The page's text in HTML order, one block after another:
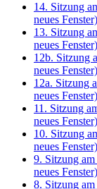
14. Sitzung
neues Fenster)
13. Sitzung
neues Fenster)
12b. Sitzung
neues Fenster)
12a. Sitzung
neues Fenster)
11. Sitzung
neues Fenster)
10. Sitzung
neues Fenster)
9. Sitzung
neues Fenster)
8. Sitzung